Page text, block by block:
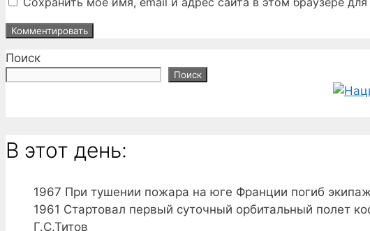
Поиск
Поиск
В этот день:
1967 При тушении пожара на юге Франции погиб
1961 Стартовал первый суточный орбитальный полет
Г.С.Титов